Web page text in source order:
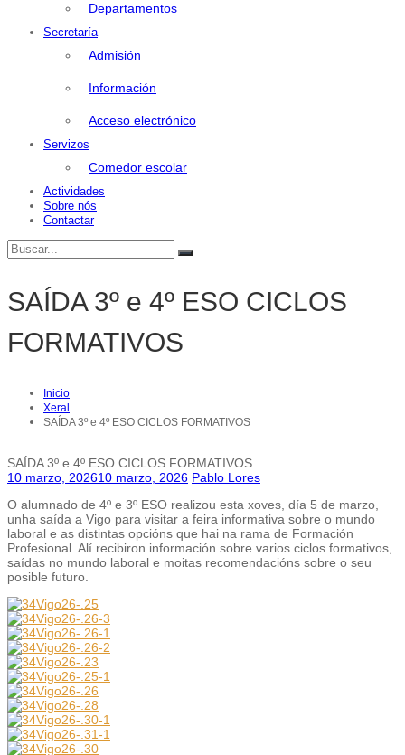
Departamentos
Secretaría
Admisión
Información
Acceso electrónico
Servizos
Comedor escolar
Actividades
Sobre nós
Contactar
Buscar:
Buscar
SAÍDA 3º e 4º ESO CICLOS
FORMATIVOS
Inicio
Xeral
SAÍDA 3º e 4º ESO CICLOS FORMATIVOS
SAÍDA 3º e 4º ESO CICLOS FORMATIVOS
10 marzo, 202610 marzo, 2026 Pablo Lores
O alumnado de 4º e 3º ESO realizou esta xoves, día 5 de marzo,
unha saída a Vigo para visitar a feira informativa sobre o mundo
laboral e as distintas opcións que hai na rama de Formación
Profesional. Alí recibiron información sobre varios ciclos formativos,
saídas no mundo laboral e moitas recomendacións sobre o seu
posible futuro.